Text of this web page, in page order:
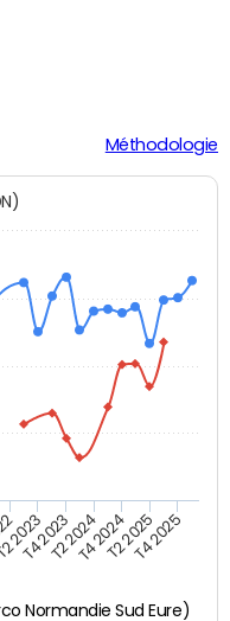
Méthodologie
Normandie Sud Eure)
2023
T4 2023T2 2024T4 2024T2 2025T4 2025